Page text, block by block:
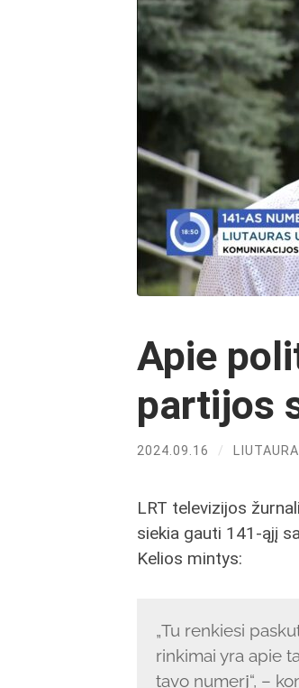
Apie
partijos
2024.09.16 /
LRT televizijos
siekia gauti 141-ąjį
Kelios mintys:
„Tu renkiesi
rinkimai yra apie
tavo numerį“, –